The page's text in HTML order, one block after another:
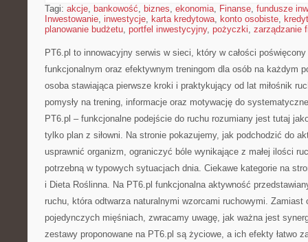
Tagi: akcje, bankowość, biznes, ekonomia, Finanse, fundusze
Inwestowanie, inwestycje, karta kredytowa, konto osobiste,
planowanie budżetu, portfel inwestycyjny, pożyczki, zarządzanie
PT6.pl to innowacyjny serwis w sieci, który w całości
funkcjonalnym oraz efektywnym treningom dla osób na każdym
osoba stawiająca pierwsze kroki i praktykujący od lat miłośnik
pomysły na trening, informacje oraz motywację do
PT6.pl – funkcjonalne podejście do ruchu rozumiany jest tutaj
tylko plan z siłowni. Na stronie pokazujemy, jak podchodzić do
usprawnić organizm, ograniczyć bóle wynikające z małej ilości
potrzebną w typowych sytuacjach dnia. Ciekawe kategorie na
i Dieta Roślinna. Na PT6.pl funkcjonalna aktywność
ruchu, która odtwarza naturalnymi wzorcami ruchowymi. Zamiast
pojedynczych mięśniach, zwracamy uwagę, jak ważna jest
zestawy proponowane na PT6.pl są życiowe, a ich efekty łatwo